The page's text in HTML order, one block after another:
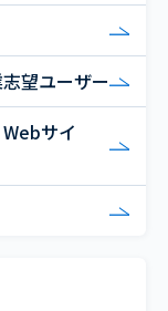
望ユーザー
サイ